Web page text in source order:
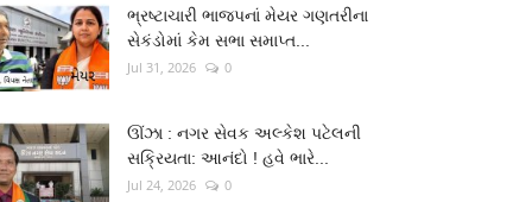
ભ્રષ્ટાચારી ભાજપનાં મેયર ગણતરીના
સેકંડોમાં કેમ સભા સમાપ્ત...
Jul 31, 2026 0
ઊંઝા : નગર સેવક અલ્કેશ પટેલની
સક્રિયતા: આનંદો ! હવે ભારે...
Jul 24, 2026 0